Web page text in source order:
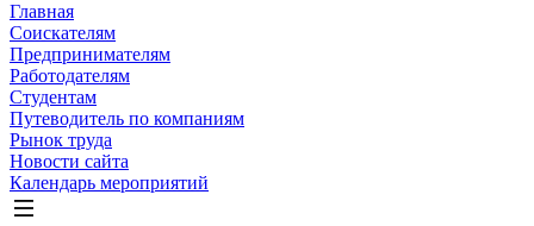
Главная
Соискателям
Предпринимателям
Работодателям
Студентам
Путеводитель по компаниям
Рынок труда
Новости сайта
Календарь мероприятий